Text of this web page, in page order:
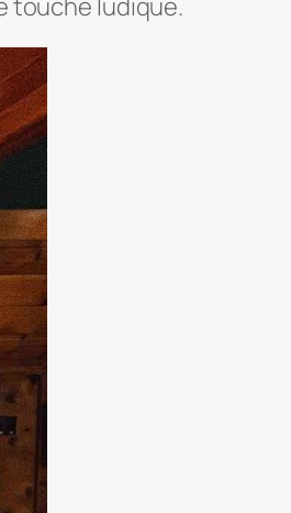
touche ludique.